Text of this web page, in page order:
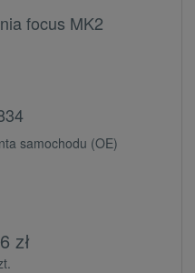
focus MK2
samochodu (OE)
zł